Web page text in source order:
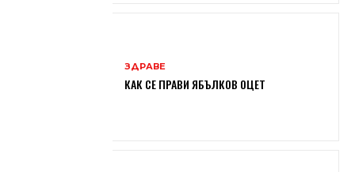
ЗДРАВЕ
КАК СЕ ПРАВИ ЯБЪЛКОВ ОЦЕТ